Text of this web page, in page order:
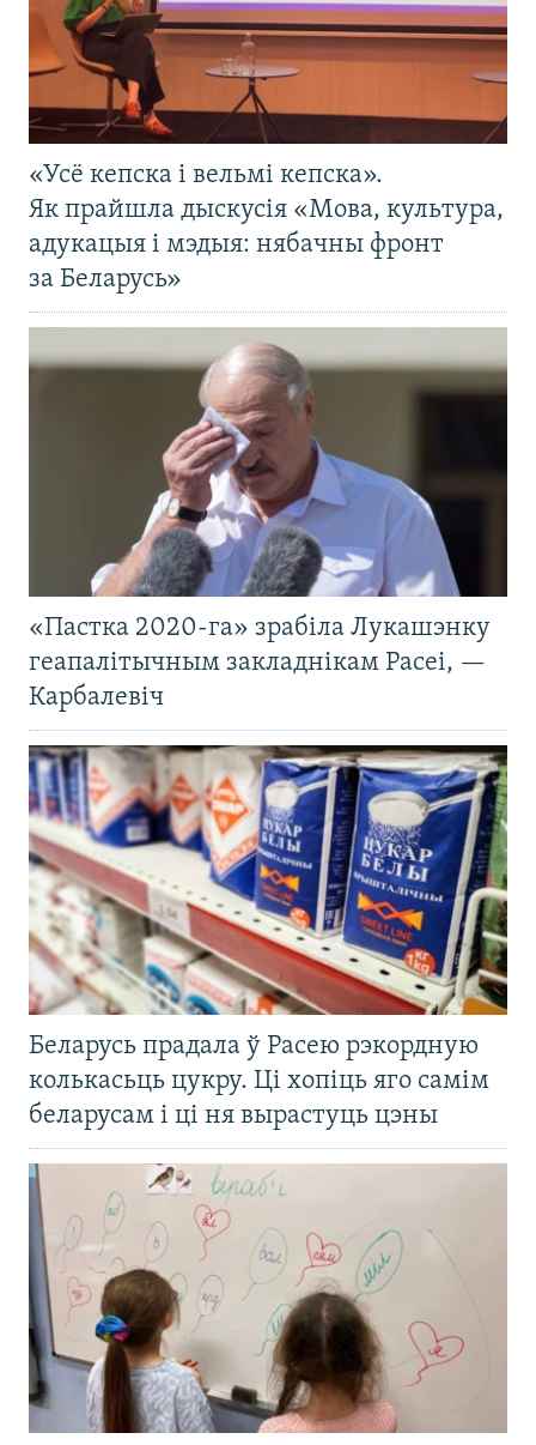
«Усё кепска і вельмі кепска».
Як прайшла дыскусія «Мова, культура,
адукацыя і мэдыя: нябачны фронт
за Беларусь»
«Пастка 2020-га» зрабіла Лукашэнку
геапалітычным закладнікам Расеі, —
Карбалевіч
Беларусь прадала ў Расею рэкордную
колькасьць цукру. Ці хопіць яго самім
беларусам і ці ня вырастуць цэны